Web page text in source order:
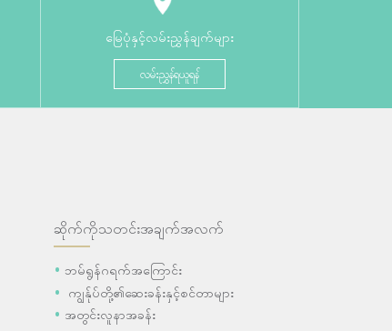
မြေပုံနှင့်လမ်းညွှန်ချက်များ
လမ်းညွှန်ရယူရန်
ဆိုက်ကိုသတင်းအချက်အလက်
ဘမ်ရွန်ဂရက်အကြောင်း
ကျွန်ုပ်တို့၏ဆေးခန်းနှင့်စင်တာများ
အတွင်းလူနာအခန်း